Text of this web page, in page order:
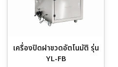
เครื่องปิดฝาขวดอัตโนมัติ รุ่น
YL-FB